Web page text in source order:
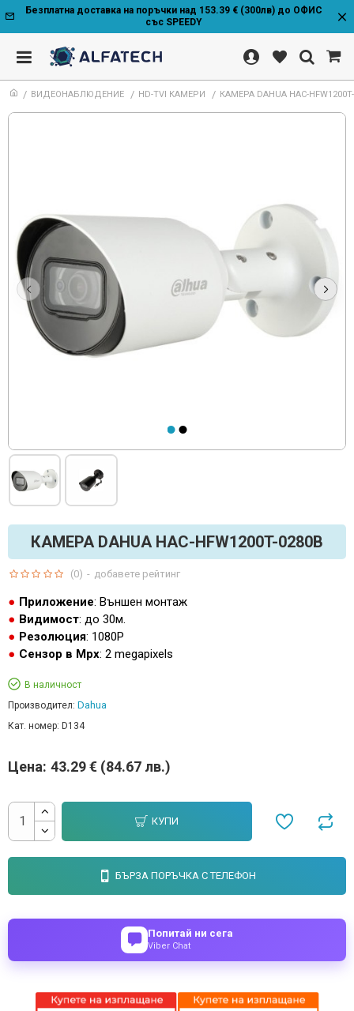
Безплатна доставка на поръчки над 153.39 € (300лв) до ОФИС
със SPEEDY
ВИДЕОНАБЛЮДЕНИЕ HD-TVI КАМЕРИ КАМЕРА DAHUA HAC-
КАМЕРА DAHUA HAC-HFW1200T-0280B
Приложение: Външен монтаж
Видимост: до 30м.
Резолюция: 1080P
Сензор в Mpx: 2 megapixels
В наличност
Производител: Dahua
Кат. номер: D134
(0) - добавете рейтинг
Цена: 43.29 € (84.67 лв.)
КУПИ
БЪРЗА ПОРЪЧКА С ТЕЛЕФОН
Попитай ни сега
Viber Chat